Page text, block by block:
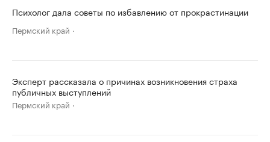
Психолог дала советы по избавлению от прокрастинации
Пермский край
Эксперт рассказала о причинах возникновения страха
публичных выступлений
Пермский край